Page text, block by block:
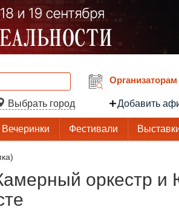
Выбрать город
Организаторам
Добавить
Вечеринки Фестивали
оркестр